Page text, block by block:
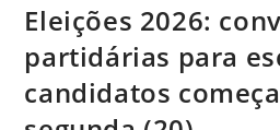
Eleições 2026:
partidárias para
candidatos